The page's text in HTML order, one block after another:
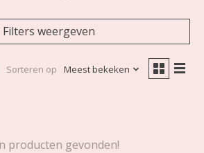
Filters weergeven
Sorteren op Meest bekeken
producten gevonden!